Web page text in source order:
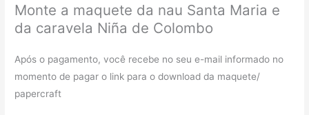
Monte a maquete da nau Santa Maria e
da caravela Niña de Colombo
Após o pagamento, você recebe no seu e-mail informado no
momento de pagar o link para o download da maquete/
papercraft